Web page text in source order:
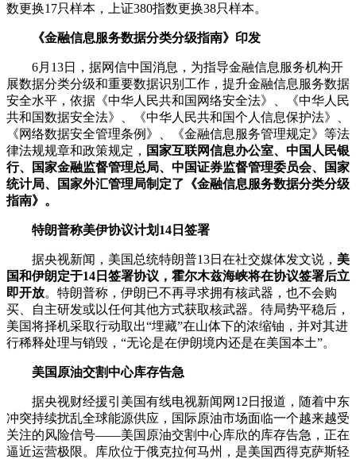
数更换17只样本，
上证380指数更换38只样本。
《金融信息服务数据分类分级指南》印发
6月13日，据网信中国消息，为指导金融信息服务机构开
展数据分类分级和重要数据识别工作，提升金融信息服务数据
安全水平，依据《中华人民共和国 网络安全法》、《中华人民
共和国数据安全法》、《中华人民共和国个人信息保护法》、
《网络数据安全管理条例》、《金融信息服务管理规定》等法
律法规规章和政策规定， 国家互联网信息办公室、中国人民银
行、国家金融监督管理总局、中国证券监督管理委员会、国家
统计局、国家外汇管理局制定了《金融信息服务数据分类分级
指南》。
特朗普称美伊协议计划14日签署
据央视新闻，美国总统特朗普13日在社交媒体发文说， 美
国和伊朗定于14日签署协议，霍尔木兹海峡将在协议签署后立
即开放。特朗普称，伊朗已不再寻求拥有核武器，也不会购
买、自主研发或以任何其他方式获取核武器。待局势平稳后，
美国将择机采取行动取出“埋藏”在山体下的浓缩铀，并对其进
行稀释处理与销毁，“无论是在伊朗境内还是在美国本土”。
美国原油交割中心库存告急
据央视财经援引美国有线电视新闻网12日报道，随着中东
冲突持续扰乱全球能源供应，国际原油市场面临一个越来越受
关注的风险信号——美国原油交割中心库欣的库存告急，正在
逼近运营极限。库欣位于俄克拉何马州，是美国西得克萨斯轻